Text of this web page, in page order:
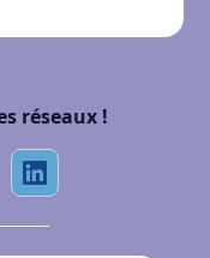
réseaux !